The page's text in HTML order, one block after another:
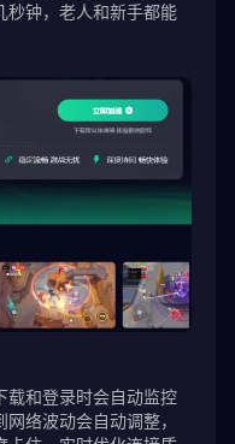
秒钟，老人和新手都能
载和登录时会自动监控
络波动会自动调整，